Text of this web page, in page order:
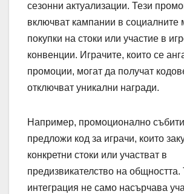
сезонни актуализации. Тези
включват кампании в социалните
покупки на стоки или участие в
конвенции. Играчите, които се
промоции, могат да получат
отключват уникални награди.
Например, промоционално
предложи код за играчи, които
конкретни стоки или участват в
предизвикателство на общността.
интеграция не само насърчава